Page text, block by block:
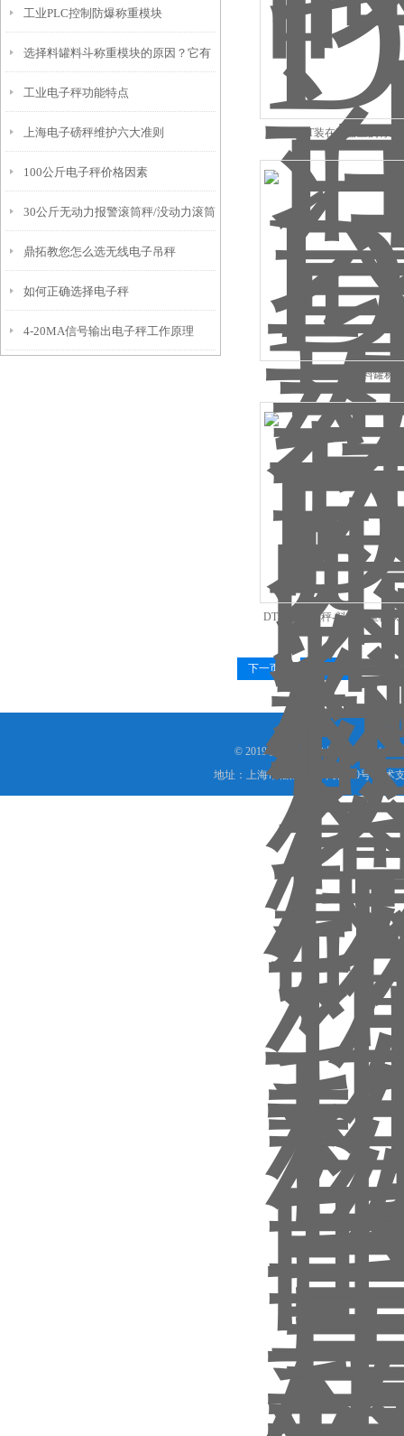
重模块
工业PLC控制防爆称重模块
选择料罐料斗称重模块的原因？它有
什么优势？
工业电子秤功能特点
上海电子磅秤维护六大准则
100公斤电子秤价格因素
30公斤无动力报警滚筒秤/没动力滚筒
称
鼎拓教您怎么选无线电子吊秤
如何正确选择电子秤
4-20MA信号输出电子秤工作原理
DT装在容器上的称重
DT高精度计重料罐称
DT料罐称重秤-料罐称重模块
感器
下一页
© 2019 上海鼎拓实业有限公司
地址：上海市松江区九干路220号 技术